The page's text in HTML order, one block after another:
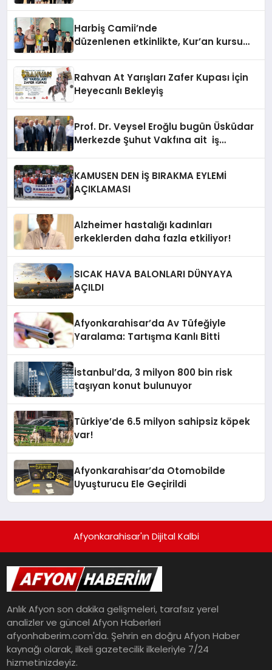
Harbiş Camii’nde
düzenlenen etkinlikte, Kur’an kursu
Rahvan At Yarışları Zafer Kupası İçin
Heyecanlı Bekleyiş
Prof. Dr. Veysel Eroğlu bugün Üsküdar
Merkezde Şuhut Vakfına ait iş
KAMUSEN DEN İŞ BIRAKMA EYLEMİ
AÇIKLAMASI
Alzheimer hastalığı kadınları
erkeklerden daha fazla etkiliyor!
SICAK HAVA BALONLARI DÜNYAYA
AÇILDI
Afyonkarahisar’da Av Tüfeğiyle
Yaralama: Tartışma Kanlı Bitti
İstanbul’da, 3 milyon 800 bin risk
taşıyan konut bulunuyor
Türkiye’de 6.5 milyon sahipsiz köpek
var!
Afyonkarahisar’da Otomobilde
Uyuşturucu Ele Geçirildi
Afyonkarahisar'ın Dijital Kalbi
Anlık Afyon son dakika gelişmeleri, tarafsız yerel
analizler ve güncel Afyon Haberleri
afyonhaberim.com'da. Şehrin en doğru Afyon Haber
kaynağı olarak, ilkeli gazetecilik ilkeleriyle 7/24
hizmetinizdeyiz.